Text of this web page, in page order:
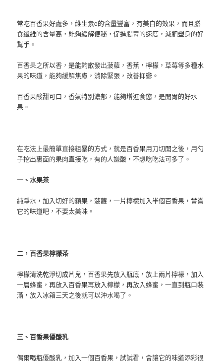
常吃百香果好處多，維生素c的含量豐富，有美白的效果，而且膳
食纖維的含量高，能夠緩解便秘，促進腸胃的速度，減肥塑身的好
幫手。
百香果之所以香，是能夠散發出菠蘿，香蕉，檸檬，草莓等多種水
果的味道，能夠緩解焦慮，消除緊張，改善抑鬱。
百香果酸甜可口，香氣特別濃郁，能夠增進食慾，是開胃的好水
果。
在吃法上最簡單直接粗暴的方式，就是百香果用刀切開之後，用勺
子挖出裏面的果肉直接吃，有的人嫌酸，不想吃吃法可多了。
一、水果茶
純凈水，加入切好的蘋果，菠蘿，一片檸檬加入半個百香果，嘗嘗
它的味道吧，不要太美味。
二，百香果檸檬茶
檸檬清洗乾淨切成片兒，百香果先放入瓶底，放上兩片檸檬，加入
一層蜂蜜，再放入百香果再放入檸檬，再放入蜂蜜，一直到瓶口裝
滿，放入冰箱三天之後就可以沖水喝了。
三、百香果優酸乳
偶爾喝瓶優酸乳，加入一個百香果，試試看，會讓它的味道添彩很